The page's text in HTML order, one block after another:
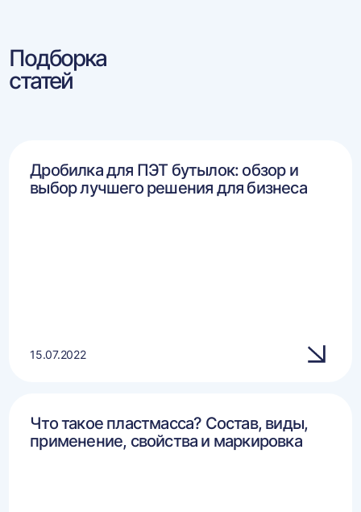
Подборка
статей
Дробилка для ПЭТ бутылок: обзор и
выбор лучшего решения для бизнеса
15.07.2022
Что такое пластмасса? Состав, виды,
применение, свойства и маркировка